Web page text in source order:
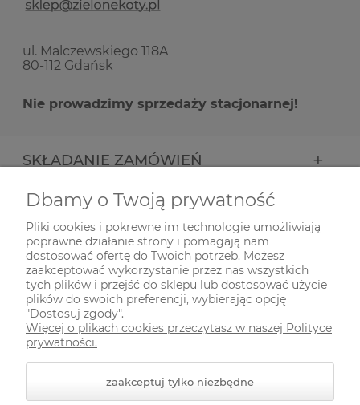
ul. Malczewskiego 118A
80-112 Gdańsk
Nie prowadzimy sprzedaży stacjonarnej!
SKŁADANIE ZAMÓWIEŃ
INFORMACJE
ODWIEDŹ NAS NA
Dbamy o Twoją prywatność
Pliki cookies i pokrewne im technologie umożliwiają
poprawne działanie strony i pomagają nam
dostosować ofertę do Twoich potrzeb. Możesz
zaakceptować wykorzystanie przez nas wszystkich
tych plików i przejść do sklepu lub dostosować użycie
plików do swoich preferencji, wybierając opcję
"Dostosuj zgody".
Więcej o plikach cookies przeczytasz w naszej Polityce
prywatności.
zaakceptuj tylko niezbędne